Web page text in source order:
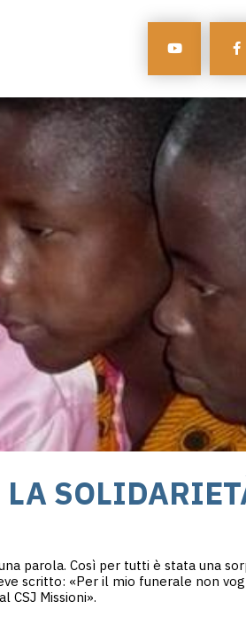
parola. Così per tutti è stata una
scritto: «Per il mio funerale non
CSJ Missioni».